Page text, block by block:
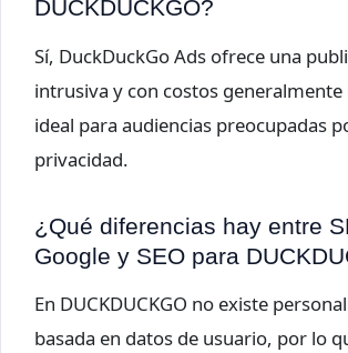
DUCKDUCKGO?
Sí, DuckDuckGo Ads ofrece una
intrusiva y con costos generalmente
ideal para audiencias preocupadas
privacidad.
¿Qué diferencias hay entre
Google y SEO para
En DUCKDUCKGO no existe
basada en datos de usuario, por lo